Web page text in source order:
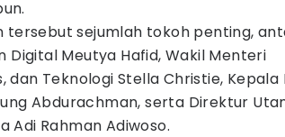
tersebut sejumlah tokoh penting,
Digital Meutya Hafid, Wakil Menteri
dan Teknologi Stella Christie,
Abdurachman, serta Direktur
Adi Rahman Adiwoso.